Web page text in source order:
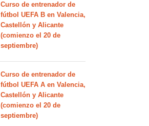
Curso de entrenador de
fútbol UEFA B en Valencia,
Castellón y Alicante
(comienzo el 20 de
septiembre)
Curso de entrenador de
fútbol UEFA A en Valencia,
Castellón y Alicante
(comienzo el 20 de
septiembre)